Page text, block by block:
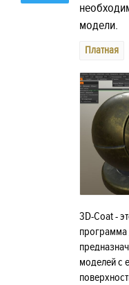
модели.
Платная
3D-Coat -
программа
моделей с